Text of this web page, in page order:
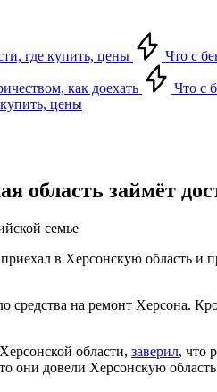
где купить, цены Что с
как доехать Что с
купить, цены
область займёт
семье
в Херсонскую область
на ремонт Херсона.
области, заверил, что
они довели Херсонскую